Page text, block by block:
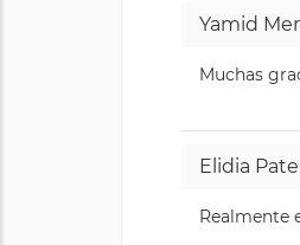
Yamid
Muchas
Elidia
Realmente